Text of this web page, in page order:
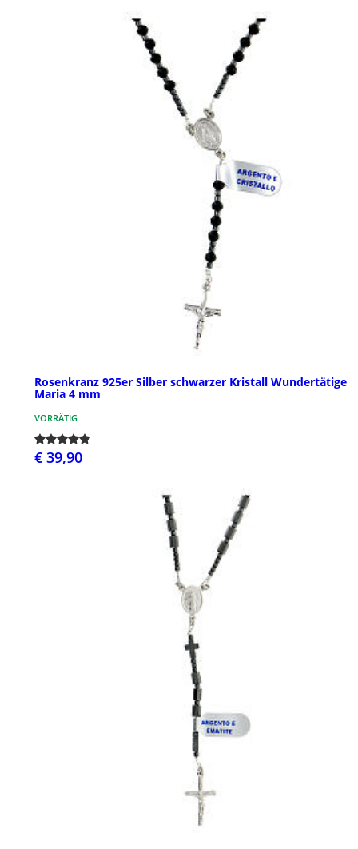
Rosenkranz 925er Silber schwarzer Kristall Wundertätige
Maria 4 mm
VORRÄTIG
€ 39,90